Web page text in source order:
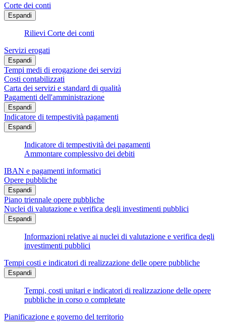
Corte dei conti
Espandi
Rilievi Corte dei conti
Servizi erogati
Espandi
Tempi medi di erogazione dei servizi
Costi contabilizzati
Carta dei servizi e standard di qualità
Pagamenti dell'amministrazione
Espandi
Indicatore di tempestività pagamenti
Espandi
Indicatore di tempestività dei pagamenti
Ammontare complessivo dei debiti
IBAN e pagamenti informatici
Opere pubbliche
Espandi
Piano triennale opere pubbliche
Nuclei di valutazione e verifica degli investimenti pubblici
Espandi
Informazioni relative ai nuclei di valutazione e verifica degli
investimenti pubblici
Tempi costi e indicatori di realizzazione delle opere pubbliche
Espandi
Tempi, costi unitari e indicatori di realizzazione delle opere
pubbliche in corso o completate
Pianificazione e governo del territorio